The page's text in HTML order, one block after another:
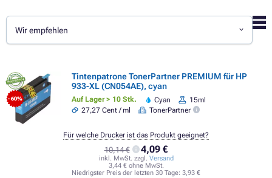
Wir empfehlen
- 60%
Tintenpatrone TonerPartner PREMIUM für HP
933-XL (CN054AE), cyan
Auf Lager > 10 Stk. Cyan
15ml
27,27 Cent / ml
TonerPartner
10,14 € 4,09 €
inkl. MwSt. zzgl. Versand
3,44 € ohne MwSt.
Niedrigster Preis der letzten 30 Tage: 3,93 €
Für welche Drucker ist das Produkt geeignet?